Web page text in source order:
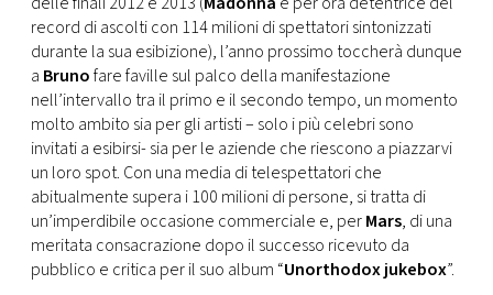
record di ascolti con 114 milioni di spettatori sintonizzati
durante la sua esibizione), l’anno prossimo toccherà dunque
a Brunofare faville sul palco della manifestazione
nell’intervallo tra il primo e il secondo tempo, un momento
molto ambito sia per gli artisti – solo i più celebri sono
invitati a esibirsi- sia per le aziende che riescono a piazzarvi
un loro spot. Con una media di telespettatori che
abitualmente supera i 100 milioni di persone, si tratta di
un’imperdibile occasione commerciale e, perMars, di una
meritata consacrazione dopo il successo ricevuto da
pubblico e critica per il suo album “Unorthodox jukebox”.